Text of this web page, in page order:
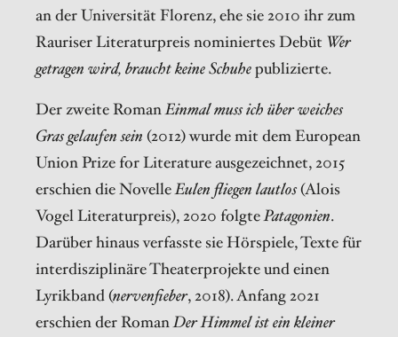
an der Universität Florenz, ehe sie 2010 ihr zum
Rauriser Literaturpreis nominiertes Debüt Wer
getragen wird, braucht keine Schuhepublizierte.
Der zweite RomanEinmal muss ich über weiches
Gras gelaufen sein (2012) wurde mit dem European
Union Prize for Literature ausgezeichnet, 2015
erschien die NovelleEulen fliegen lautlos(Alois
Vogel Literaturpreis), 2020 folgtePatagonien.
Darüber hinaus verfasste sie Hörspiele, Texte für
interdisziplinäre Theaterprojekte und einen
Lyrikband (nervenfieber, 2018). Anfang 2021
erschien der RomanDer Himmel ist ein kleiner